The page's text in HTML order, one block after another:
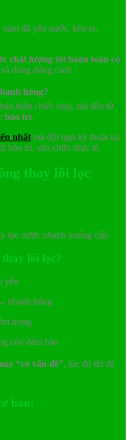
đã yếu nước, kêu to,
chất lượng tốt hoàn toàn có
dùng đúng cách.
hỏng?
thân chiếc máy, mà đến từ
bảo trì.
nhất mà đội ngũ kỹ thuật tại
bảo trì, sửa chữa thực tế.
thay lõi lọc
lọc nước nhanh xuống cấp.
lõi lọc?
yếu
nhanh hỏng
trọng
còn đảm bảo
“có vấn đề”, lúc đó thì đã
bản: